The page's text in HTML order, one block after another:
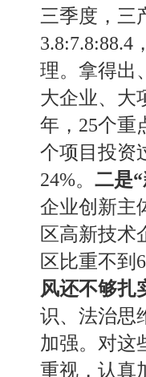
三季度，三
3.8:7.8:88.4，
理。拿得出、
大企业、 大
年，25个重
个项目投资
24%。 二是
企业创新主
区高新技术
区比重不到
风还不够扎
识、 法治思
加强。 对这
重视，认真